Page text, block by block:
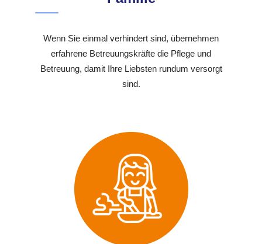
Wenn Sie einmal verhindert sind, übernehmen
erfahrene Betreuungskräfte die Pflege und
Betreuung, damit Ihre Liebsten rundum versorgt
sind.